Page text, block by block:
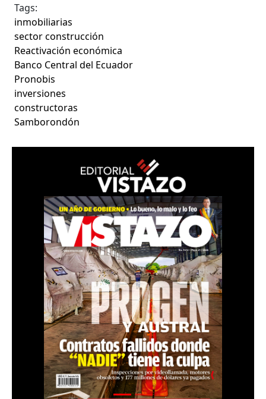
Tags:
inmobiliarias
sector construcción
Reactivación económica
Banco Central del Ecuador
Pronobis
inversiones
constructoras
Samborondón